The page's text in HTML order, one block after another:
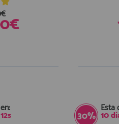
11s 30%
Esta
10